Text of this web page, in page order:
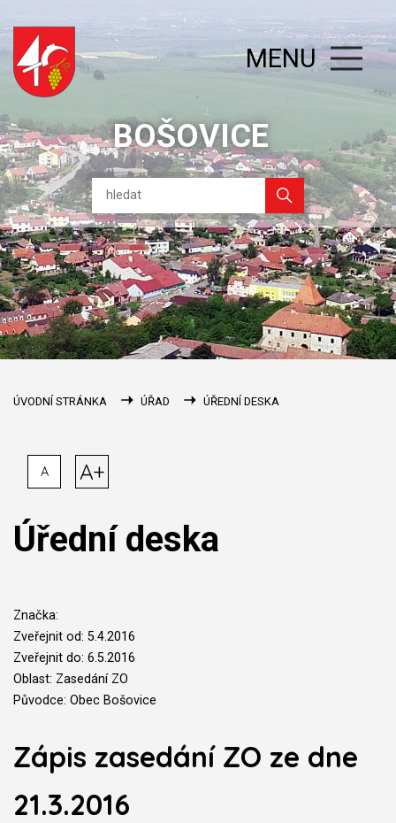
BOŠOVICE
MENU
ÚVODNÍ STRÁNKA ÚŘAD ÚŘEDNÍ DESKA
A A+
Úřední deska
Značka:
Zveřejnit od: 5.4.2016
Zveřejnit do: 6.5.2016
Oblast: Zasedání ZO
Původce: Obec Bošovice
Zápis zasedání ZO ze dne
21.3.2016